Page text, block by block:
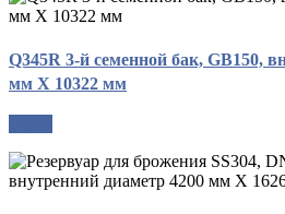
Q345R 3-й семенной бак, GB150,
мм X 10322 мм